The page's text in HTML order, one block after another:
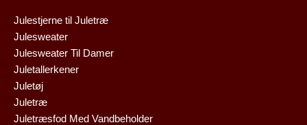
Julestjerne til Juletræ
Julesweater
Julesweater Til Damer
Juletallerkener
Juletøj
Juletræ
Juletræsfod Med Vandbeholder